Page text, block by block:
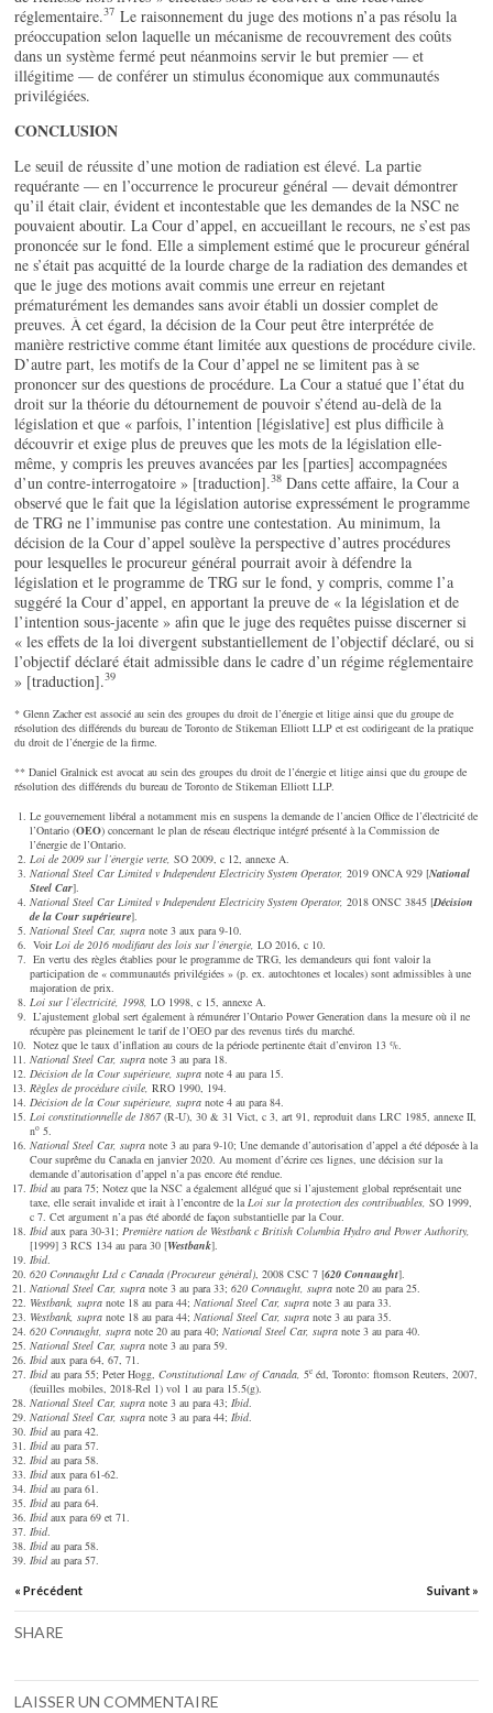
réglementaire.37 Le raisonnement du juge des motions n’a pas résolu la
préoccupation selon laquelle un mécanisme de recouvrement des coûts
dans un système fermé peut néanmoins servir le but premier — et
illégitime — de conférer un stimulus économique aux communautés
privilégiées.
CONCLUSION
Le seuil de réussite d’une motion de radiation est élevé. La partie
requérante — en l’occurrence le procureur général — devait démontrer
qu’il était clair, évident et incontestable que les demandes de la NSC ne
pouvaient aboutir. La Cour d’appel, en accueillant le recours, ne s’est pas
prononcée sur le fond. Elle a simplement estimé que le procureur général
ne s’était pas acquitté de la lourde charge de la radiation des demandes et
que le juge des motions avait commis une erreur en rejetant
prématurément les demandes sans avoir établi un dossier complet de
preuves. À cet égard, la décision de la Cour peut être interprétée de
manière restrictive comme étant limitée aux questions de procédure civile.
D’autre part, les motifs de la Cour d’appel ne se limitent pas à se
prononcer sur des questions de procédure. La Cour a statué que l’état du
droit sur la théorie du détournement de pouvoir s’étend au-delà de la
législation et que « parfois, l’intention [législative] est plus difficile à
découvrir et exige plus de preuves que les mots de la législation elle-
même, y compris les preuves avancées par les [parties] accompagnées
d’un contre-interrogatoire » [traduction].38 Dans cette affaire, la Cour a
observé que le fait que la législation autorise expressément le programme
de TRG ne l’immunise pas contre une contestation. Au minimum, la
décision de la Cour d’appel soulève la perspective d’autres procédures
pour lesquelles le procureur général pourrait avoir à défendre la
législation et le programme de TRG sur le fond, y compris, comme l’a
suggéré la Cour d’appel, en apportant la preuve de « la législation et de
l’intention sous-jacente » afin que le juge des requêtes puisse discerner si
« les effets de la loi divergent substantiellement de l’objectif déclaré, ou si
l’objectif déclaré était admissible dans le cadre d’un régime réglementaire
» [traduction].39
* Glenn Zacher est associé au sein des groupes du droit de l’énergie et litige ainsi que du groupe de
résolution des différends du bureau de Toronto de Stikeman Elliott LLP et est codirigeant de la pratique
du droit de l’énergie de la firme.
** Daniel Gralnick est avocat au sein des groupes du droit de l’énergie et litige ainsi que du groupe de
résolution des différends du bureau de Toronto de Stikeman Elliott LLP.
Le gouvernement libéral a notamment mis en suspens la demande de l’ancien Office de l’électricité de
l’Ontario (OEO) concernant le plan de réseau électrique intégré présenté à la Commission de
l’énergie de l’Ontario.
Loi de 2009 sur l’énergie verte,SO 2009, c 12, annexe A.
National Steel Car Limited v Independent Electricity System Operator,2019 ONCA 929 [National
Steel Car].
National Steel Car Limited v Independent Electricity System Operator,2018 ONSC 3845 [Décision
de la Cour supérieure].
National Steel Car, supranote 3 aux para 9-10.
VoirLoi de 2016 modifiant des lois sur l’énergie,LO 2016, c 10.
En vertu des règles établies pour le programme de TRG, les demandeurs qui font valoir la
participation de « communautés privilégiées » (p. ex. autochtones et locales) sont admissibles à une
majoration de prix.
Loi sur l’électricité, 1998,LO 1998, c 15, annexe A.
L’ajustement global sert également à rémunérer l’Ontario Power Generation dans la mesure où il ne
récupère pas pleinement le tarif de l’OEO par des revenus tirés du marché.
Notez que le taux d’inflation au cours de la période pertinente était d’environ 13 %.
National Steel Car, supranote 3 au para 18.
Décision de la Cour supérieure, supranote 4 au para 15.
Règles de procédure civile,RRO 1990, 194.
Décision de la Cour supérieure, supranote 4 au para 84.
Loi constitutionnelle de 1867(R-U), 30 & 31 Vict, c 3, art 91, reproduit dans LRC 1985, annexe II,
no 5.
National Steel Car, supranote 3 au para 9-10; Une demande d’autorisation d’appel a été déposée à la
Cour suprême du Canada en janvier 2020. Au moment d’écrire ces lignes, une décision sur la
demande d’autorisation d’appel n’a pas encore été rendue.
Ibidau para 75; Notez que la NSC a également allégué que si l’ajustement global représentait une
taxe, elle serait invalide et irait à l’encontre de laLoi sur la protection des contribuables, SO 1999,
c 7. Cet argument n’a pas été abordé de façon substantielle par la Cour.
Ibidaux para 30-31; Première nation de Westbank c British Columbia Hydro and Power Authority,
[1999] 3 RCS 134 au para 30 [Westbank].
Ibid.
620 Connaught Ltd c Canada (Procureur général) , 2008 CSC 7 [620 Connaught].
National Steel Car, supranote 3 au para 33;620 Connaught, supranote 20 au para 25.
Westbank, supranote 18 au para 44;National Steel Car, supranote 3 au para 33.
Westbank, supranote 18 au para 44;National Steel Car, supranote 3 au para 35.
620 Connaught, supranote 20 au para 40;National Steel Car, supranote 3 au para 40.
National Steel Car, supranote 3 au para 59.
Ibidaux para 64, 67, 71.
Ibidau para 55; Peter Hogg,Constitutional Law of Canada,5e éd, Toronto: ftomson Reuters, 2007,
(feuilles mobiles, 2018-Rel 1) vol 1 au para 15.5(g).
National Steel Car, supranote 3 au para 43;Ibid.
National Steel Car, supranote 3 au para 44;Ibid.
Ibidau para 42.
Ibidau para 57.
Ibidau para 58.
Ibidaux para 61-62.
Ibidau para 61.
Ibidau para 64.
Ibidaux para 69 et 71.
Ibid.
Ibidau para 58.
Ibidau para 57.
« Précédent Suivant »
SHARE
LAISSER UN COMMENTAIRE